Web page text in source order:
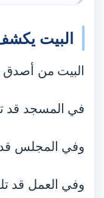
البيت
البيت من أصدق
في المسجد قد
وفي المجلس
وفي العمل قد